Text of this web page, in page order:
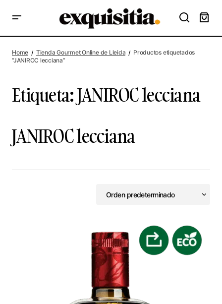
Home Tienda Gourmet Online de Lleida
Productos etiquetados
“JANIROC lecciana”
Etiqueta:JANIROC lecciana
JANIROC lecciana